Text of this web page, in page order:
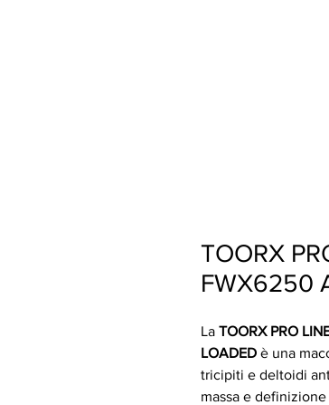
TOORX
FWX6250
La TOORX PRO
LOADED è una
tricipiti e deltoidi
massa e